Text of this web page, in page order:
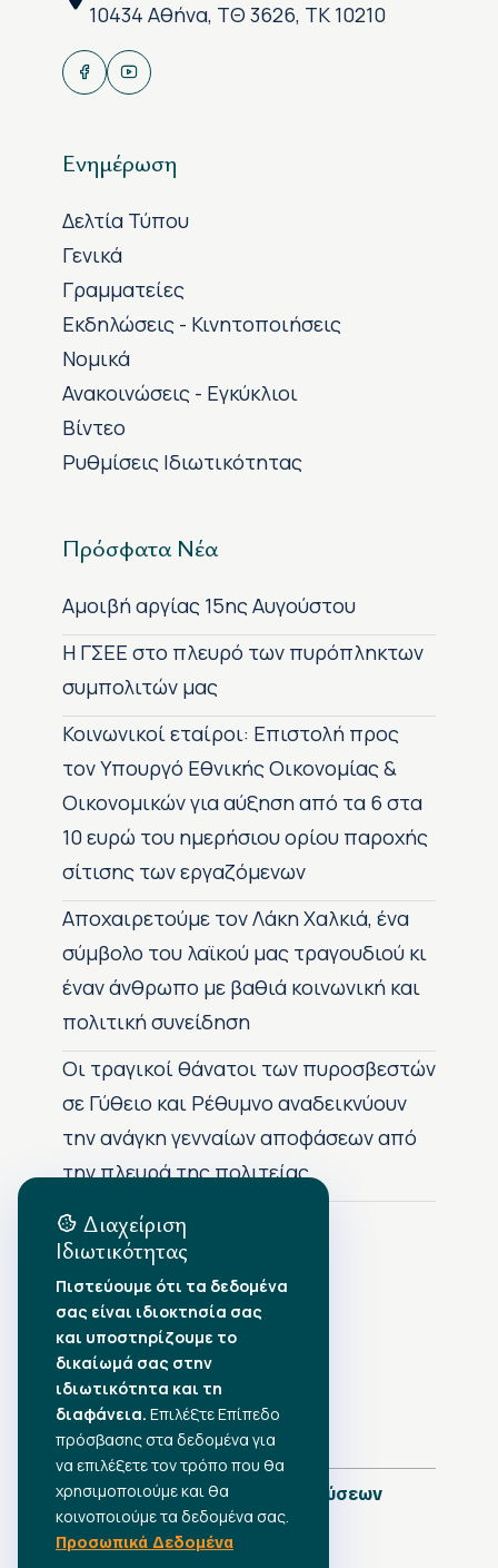
10434 Αθήνα, ΤΘ 3626, ΤΚ 10210
Ενημέρωση
Δελτία Τύπου
Γενικά
Γραμματείες
Εκδηλώσεις - Κινητοποιήσεις
Νομικά
Ανακοινώσεις - Εγκύκλιοι
Βίντεο
Ρυθμίσεις Ιδιωτικότητας
Πρόσφατα Νέα
Αμοιβή αργίας 15ης Αυγούστου
H ΓΣΕΕ στο πλευρό των πυρόπληκτων
συμπολιτών μας
Κοινωνικοί εταίροι: Επιστολή προς
τον Υπουργό Εθνικής Οικονομίας &
Οικονομικών για αύξηση από τα 6 στα
10 ευρώ του ημερήσιου ορίου παροχής
σίτισης των εργαζόμενων
Αποχαιρετούμε τον Λάκη Χαλκιά, ένα
σύμβολο του λαϊκού μας τραγουδιού κι
έναν άνθρωπο με βαθιά κοινωνική και
πολιτική συνείδηση
Οι τραγικοί θάνατοι των πυροσβεστών
σε Γύθειο και Ρέθυμνο αναδεικνύουν
την ανάγκη γενναίων αποφάσεων από
την πλευρά της πολιτείας
Αρχείο Δημοσιεύσεων
•Αύγουστος 2026
•Ιούλιος 2026
•Ιούνιος 2026
•Μάιος 2026
•Απρίλιος 2026
•Μάρτιος 2026
Πλήρες Ημερολόγιο Δημοσιεύσεων
Διαχείριση
Ιδιωτικότητας
Πιστεύουμε ότι τα δεδομένα
σας είναι ιδιοκτησία σας
και υποστηρίζουμε το
δικαίωμά σας στην
ιδιωτικότητα και τη
διαφάνεια. Επιλέξτε Επίπεδο
πρόσβασης στα δεδομένα για
να επιλέξετε τον τρόπο που θα
χρησιμοποιούμε και θα
κοινοποιούμε τα δεδομένα σας.
Προσωπικά Δεδομένα